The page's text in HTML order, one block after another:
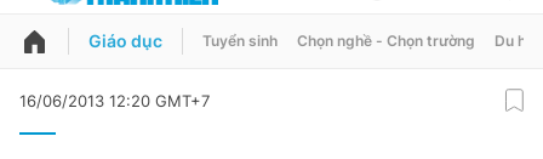
QUẢNG CÁO ĐẶT BÁO
Giáo dục Tuyển sinh Chọn nghề - Chọn trường Du học
16/06/2013 12:20 GMT+7